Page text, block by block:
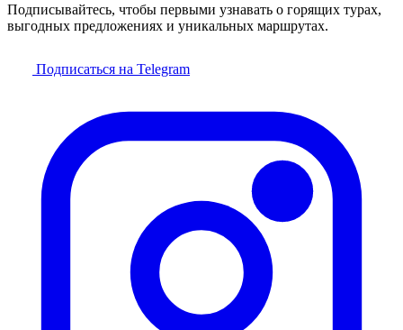
Подписывайтесь, чтобы первыми узнавать о горящих турах,
выгодных предложениях и уникальных маршрутах.
Подписаться на Telegram